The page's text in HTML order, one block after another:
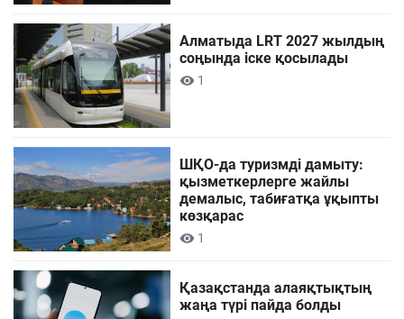
Алматыда LRT 2027 жылдың
соңында іске қосылады
1
ШҚО-да туризмді дамыту:
қызметкерлерге жайлы
демалыс, табиғатқа ұқыпты
көзқарас
1
Қазақстанда алаяқтықтың
жаңа түрі пайда болды